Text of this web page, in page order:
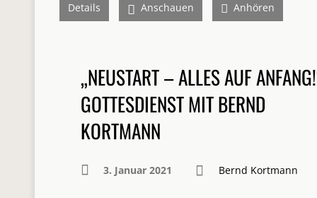
Details Anschauen Anhören
„NEUSTART – ALLES AUF
GOTTESDIENST MIT BERND
KORTMANN
3. Januar 2021 Bernd Kortmann